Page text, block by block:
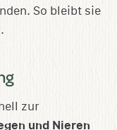
So bleibt sie
zur
und Nieren